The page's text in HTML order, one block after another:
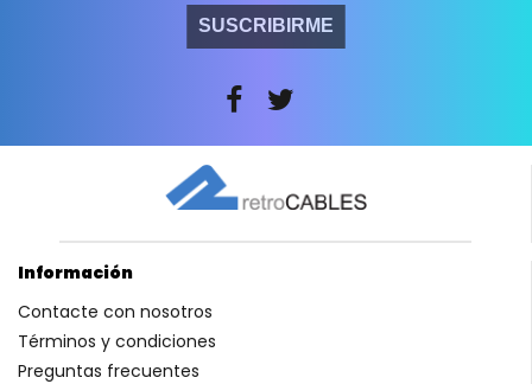
SUSCRIBIRME
Información
Contacte con nosotros
Términos y condiciones
Preguntas frecuentes